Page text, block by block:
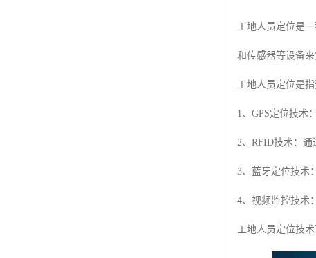
工地人员定位是
和传感器等设备来
工地人员定位是
1、GPS定位技术
2、RFID技术：通
3、蓝牙定位技术
4、视频监控技术
工地人员定位技